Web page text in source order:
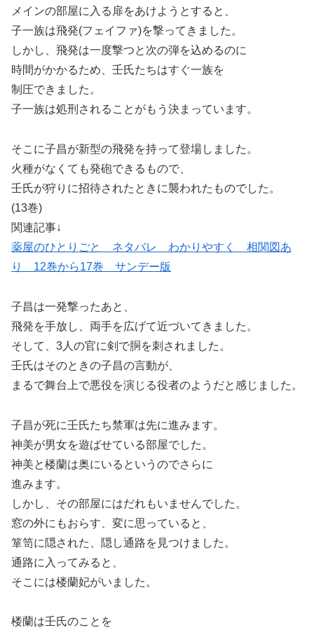
メインの部屋に入る扉をあけようとすると、
子一族は飛発(フェイファ)を撃ってきました。
しかし、飛発は一度撃つと次の弾を込めるのに
時間がかかるため、壬氏たちはすぐ一族を
制圧できました。
子一族は処刑されることがもう決まっています。
そこに子昌が新型の飛発を持って登場しました。
火種がなくても発砲できるもので、
壬氏が狩りに招待されたときに襲われたものでした。
(13巻)
関連記事↓
薬屋のひとりごと ネタバレ わかりやすく 相関図あ
り 12巻から17巻 サンデー版
子昌は一発撃ったあと、
飛発を手放し、両手を広げて近づいてきました。
そして、3人の官に剣で胴を刺されました。
壬氏はそのときの子昌の言動が、
まるで舞台上で悪役を演じる役者のようだと感じました。
子昌が死に壬氏たち禁軍は先に進みます。
神美が男女を遊ばせている部屋でした。
神美と楼蘭は奥にいるというのでさらに
進みます。
しかし、その部屋にはだれもいませんでした。
窓の外にもおらす、変に思っていると、
箪笥に隠された、隠し通路を見つけました。
通路に入ってみると、
そこには楼蘭妃がいました。
楼蘭は壬氏のことを